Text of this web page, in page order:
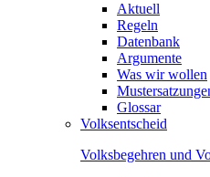
Aktuell
Regeln
Datenbank
Argumente
Was wir wollen
Glossar
Volksentscheid
Volksbegehren und